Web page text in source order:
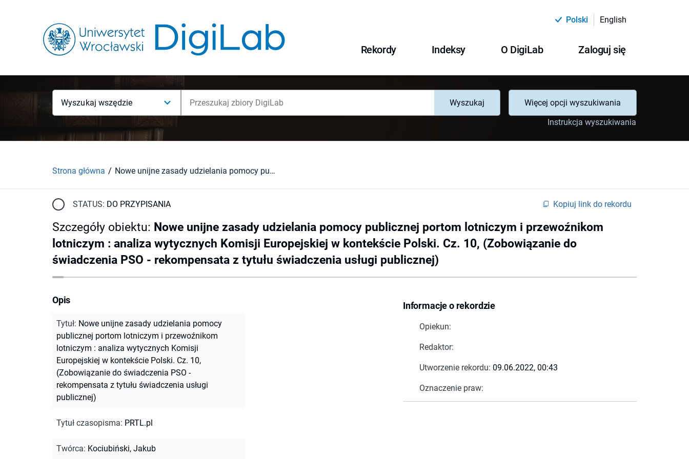
Polski English
Rekordy Indeksy O DigiLab Zaloguj się
Wyszukaj wszędzie Wyszukaj
Więcej opcji wyszukiwania
Instrukcja wyszukiwania
Strona główna Nowe unijne zasady udzielania pomocy publicznej portom lotniczym i przewoźnikom lotniczym : analiza wytycznych Komisji Europejskiej w kontekście Polski. Cz. 10, (Zobowiązanie do świadczenia PSO - rekompensata z tytułu świadczenia usługi publicznej)
STATUS: DO PRZYPISANIA Kopiuj link do rekordu
Szczegóły obiektu: Nowe unijne zasady udzielania pomocy publicznej portom lotniczym i przewoźnikom
lotniczym : analiza wytycznych Komisji Europejskiej w kontekście Polski. Cz. 10, (Zobowiązanie do
świadczenia PSO - rekompensata z tytułu świadczenia usługi publicznej)
Informacje o rekordzie
Opiekun:
Redaktor:
Utworzenie rekordu: 09.06.2022, 00:43
Oznaczenie praw:
Opis
Tytuł: Nowe unijne zasady udzielania pomocy
publicznej portom lotniczym i przewoźnikom
lotniczym : analiza wytycznych Komisji
Europejskiej w kontekście Polski. Cz. 10,
(Zobowiązanie do świadczenia PSO -
rekompensata z tytułu świadczenia usługi
publicznej)
Tytuł czasopisma: PRTL.pl
Twórca: Kociubiński, Jakub